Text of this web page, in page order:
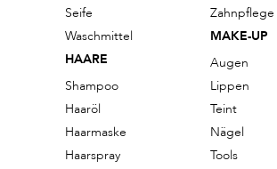
Seife
Waschmittel
HAARE
Shampoo
Haaröl
Haarmaske
Haarspray
Zahnpflege
MAKE-UP
Augen
Lippen
Teint
Nägel
Tools